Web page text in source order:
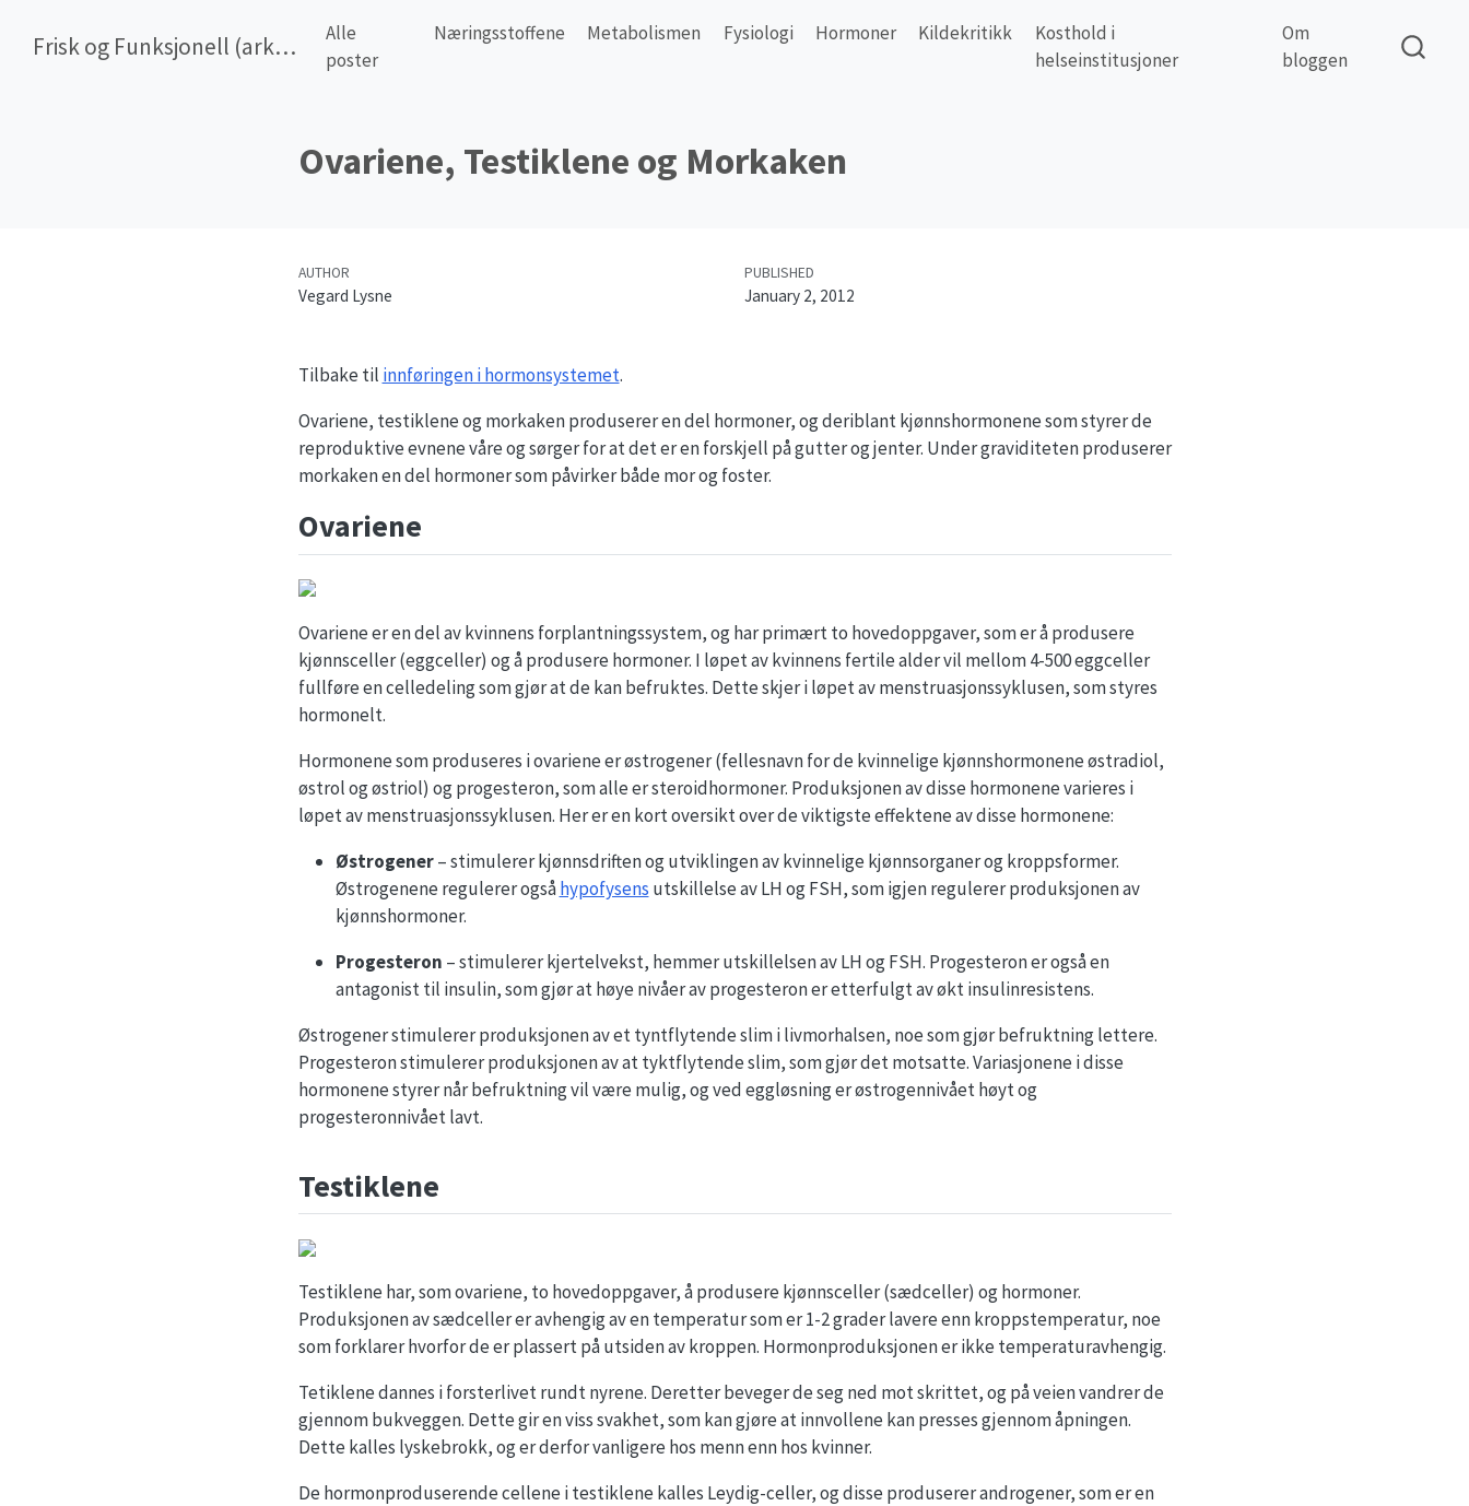
Frisk og Funksjonell (arkiv)
Alle
poster
Næringsstoffene Metabolismen Fysiologi Hormoner Kildekritikk
Kosthold i
helseinstitusjoner
Om
bloggen
Ovariene, Testiklene og Morkaken
AUTHOR
Vegard Lysne
PUBLISHED
January 2, 2012
Tilbake til innføringen i hormonsystemet.
Ovariene, testiklene og morkaken produserer en del hormoner, og deriblant kjønnshormonene som styrer de
reproduktive evnene våre og sørger for at det er en forskjell på gutter og jenter. Under graviditeten produserer
morkaken en del hormoner som påvirker både mor og foster.
Ovariene
Ovariene er en del av kvinnens forplantningssystem, og har primært to hovedoppgaver, som er å produsere
kjønnsceller (eggceller) og å produsere hormoner. I løpet av kvinnens fertile alder vil mellom 4-500 eggceller
fullføre en celledeling som gjør at de kan befruktes. Dette skjer i løpet av menstruasjonssyklusen, som styres
hormonelt.
Hormonene som produseres i ovariene er østrogener (fellesnavn for de kvinnelige kjønnshormonene østradiol,
østrol og østriol) og progesteron, som alle er steroidhormoner. Produksjonen av disse hormonene varieres i
løpet av menstruasjonssyklusen. Her er en kort oversikt over de viktigste effektene av disse hormonene:
Østrogener– stimulerer kjønnsdriften og utviklingen av kvinnelige kjønnsorganer og kroppsformer.
Østrogenene regulerer ogsåhypofysens utskillelse av LH og FSH, som igjen regulerer produksjonen av
kjønnshormoner.
Progesteron – stimulerer kjertelvekst, hemmer utskillelsen av LH og FSH. Progesteron er også en
antagonist til insulin, som gjør at høye nivåer av progesteron er etterfulgt av økt insulinresistens.
Østrogener stimulerer produksjonen av et tyntflytende slim i livmorhalsen, noe som gjør befruktning lettere.
Progesteron stimulerer produksjonen av at tyktflytende slim, som gjør det motsatte. Variasjonene i disse
hormonene styrer når befruktning vil være mulig, og ved eggløsning er østrogennivået høyt og
progesteronnivået lavt.
Testiklene
Testiklene har, som ovariene, to hovedoppgaver, å produsere kjønnsceller (sædceller) og hormoner.
Produksjonen av sædceller er avhengig av en temperatur som er 1-2 grader lavere enn kroppstemperatur, noe
som forklarer hvorfor de er plassert på utsiden av kroppen. Hormonproduksjonen er ikke temperaturavhengig.
Tetiklene dannes i forsterlivet rundt nyrene. Deretter beveger de seg ned mot skrittet, og på veien vandrer de
gjennom bukveggen. Dette gir en viss svakhet, som kan gjøre at innvollene kan presses gjennom åpningen.
Dette kalles lyskebrokk, og er derfor vanligere hos menn enn hos kvinner.
De hormonproduserende cellene i testiklene kalles Leydig-celler, og disse produserer androgener, som er en